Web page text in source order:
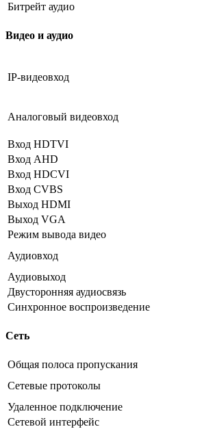
Битрейт аудио
Видео и аудио
IP-видеовход
Аналоговый видеовход
Вход HDTVI
Вход AHD
Вход HDCVI
Вход CVBS
Выход HDMI
Выход VGA
Режим вывода видео
Аудиовход
Аудиовыход
Двусторонняя аудиосвязь
Синхронное воспроизведение
Сеть
Общая полоса пропускания
Сетевые протоколы
Удаленное подключение
Сетевой интерфейс